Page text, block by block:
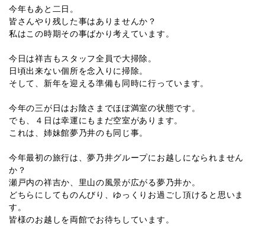
今年もあと二日。
皆さんやり残した事はありませんか？
私はこの時期その事ばかり考えています。
今日は祥吉もスタッフ全員で大掃除。
日頃出来ない個所を念入りに掃除。
そして、新年を迎える準備も同時に行っています。
今年の三が日はお陰さまでほぼ満室の状態です。
でも、４日は幸運にもまだ空室があります。
これは、姉妹館夢乃井のも同じ事。
今年最初の旅行は、夢乃井グループにお越しになられません
か？
瀬戸内の祥吉か、里山の風景が広がる夢乃井か。
どちらにしてものんびり、ゆっくりお過ごし頂けると思いま
す。
皆様のお越しを両館でお待ちしています。